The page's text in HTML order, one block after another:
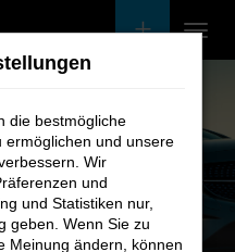
die bestmögliche
ermöglichen und unsere
Wir
und
und Statistiken nur,
geben. Wenn Sie zu
Meinung ändern, können